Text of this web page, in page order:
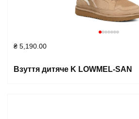
₴ 5,190.00
Взуття дитяче K LOWMEL-SAN